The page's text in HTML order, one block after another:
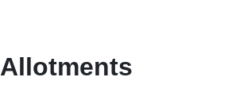
Allotments